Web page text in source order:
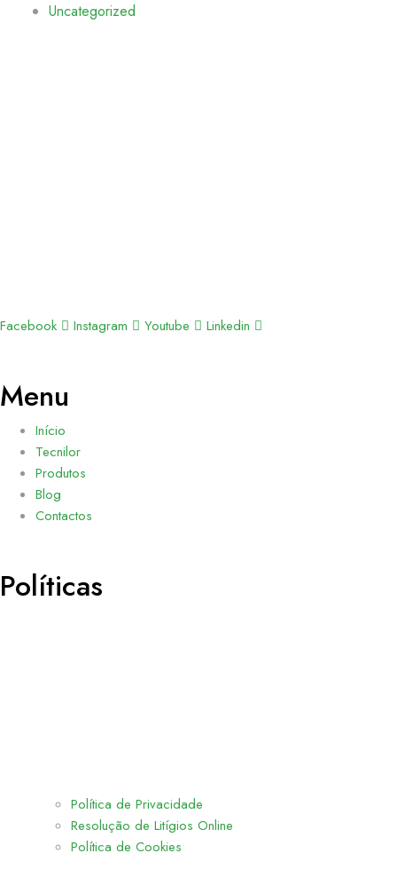
Uncategorized
Facebook Instagram Youtube Linkedin
Menu
Início
Tecnilor
Produtos
Blog
Contactos
Políticas
Política de Privacidade
Resolução de Litígios Online
Política de Cookies